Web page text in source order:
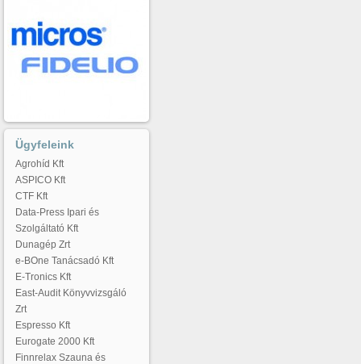
Ügyfeleink
Agrohíd Kft
ASPICO Kft
CTF Kft
Data-Press Ipari és
Szolgáltató Kft
Dunagép Zrt
e-BOne Tanácsadó Kft
E-Tronics Kft
East-Audit Könyvvizsgáló
Zrt
Espresso Kft
Eurogate 2000 Kft
Finnrelax Szauna és